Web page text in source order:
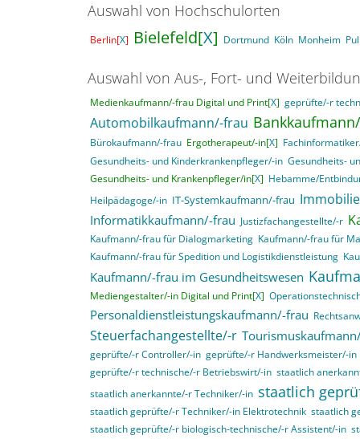
Auswahl von Hochschulorten
Berlin[X] Bielefeld[X] Dortmund Köln Monheim
Auswahl von Aus-, Fort- und
Medienkaufmann/-frau Digital und Print[X] geprüfte/-r
Automobilkaufmann/-frau
Bürokaufmann/-frau Ergotherapeut/-in[X]
Gesundheits- und Kinderkrankenpfleger/-in Gesundheits-
Gesundheits- und Krankenpfleger/in[X] Hebamme/
Heilpädagoge/-in IT-Systemkaufmann/-frau
Informatikkaufmann/-frau Justizfachangestellte/-r
Kaufmann/-frau für Dialogmarketing Kaufmann/-frau für
Kaufmann/-frau für Spedition und Logistikdienstleistung
Kaufmann/-frau im Gesundheitswesen
Mediengestalter/-in Digital und Print[X]
Personaldienstleistungskaufmann/-frau
Steuerfachangestellte/-r
geprüfte/-r Controller/-in geprüfte/-r Handwerksmeister/-in
geprüfte/-r technische/-r Betriebswirt/-in staatlich
staatlich anerkannte/-r Techniker/-in staatlich
staatlich geprüfte/-r Techniker/-in Elektrotechnik staatlich
staatlich geprüfte/-r biologisch-technische/-r Assistent/-in